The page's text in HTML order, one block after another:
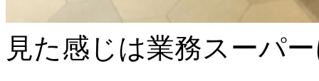
見た感じは業務スーパ